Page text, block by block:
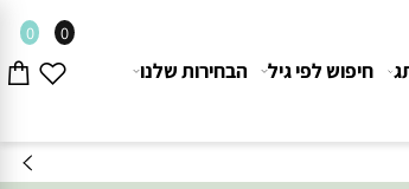
0 0
חיפוש לפי גיל הבחירות שלנו